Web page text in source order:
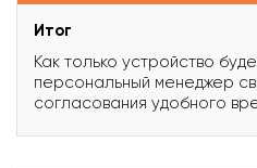
Итог
Как только устройство
персональный менеджер
согласования удобного